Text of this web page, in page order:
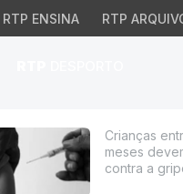
RTP ENSINA RTP
ser
Crianças
meses
contra a